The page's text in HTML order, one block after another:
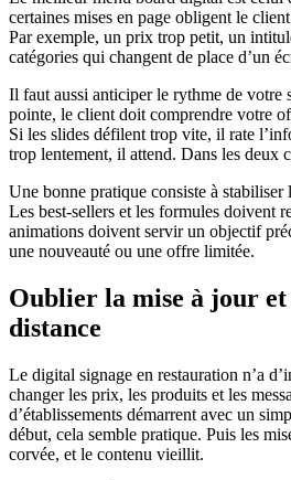
certaines mises en page obligent le
Par exemple, un prix trop petit, un
catégories qui changent de place d’un
Il faut aussi anticiper le rythme de votre
pointe, le client doit comprendre votre
Si les slides défilent trop vite, il rate
trop lentement, il attend. Dans les deux
Une bonne pratique consiste à stabiliser
Les best-sellers et les formules doivent
animations doivent servir un objectif
une nouveauté ou une offre limitée.
Oublier la mise à jour et
distance
Le digital signage en restauration n’a
changer les prix, les produits et les
d’établissements démarrent avec un
début, cela semble pratique. Puis les
corvée, et le contenu vieillit.